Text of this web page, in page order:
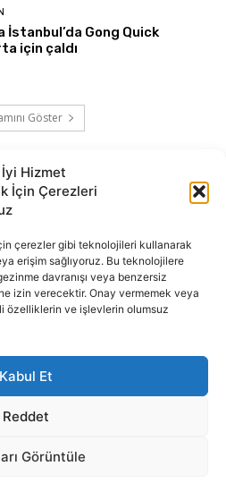
Hizmet
İçin Çerezleri
çerezler gibi teknolojileri kullanarak
erişim sağlıyoruz. Bu teknolojilere
davranışı veya benzersiz
izin verecektir. Onay vermemek veya
özelliklerin ve işlevlerin olumsuz
Kabul Et
Reddet
Görüntüle
İstanbul’da Gong Quick
için çaldı
Göster
tüm haber metini, resim ve benzeri
A.Ş.'ye aittir. Hiçbir şekilde
kaynak gösterilse bile izin
info@sigortamedia.com